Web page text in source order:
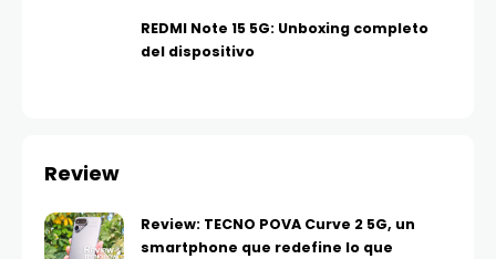
REDMI Note 15 5G: Unboxing completo
del dispositivo
Review
Review: TECNO POVA Curve 2 5G, un
smartphone que redefine lo que